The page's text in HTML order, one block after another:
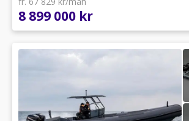
8 899 000 kr